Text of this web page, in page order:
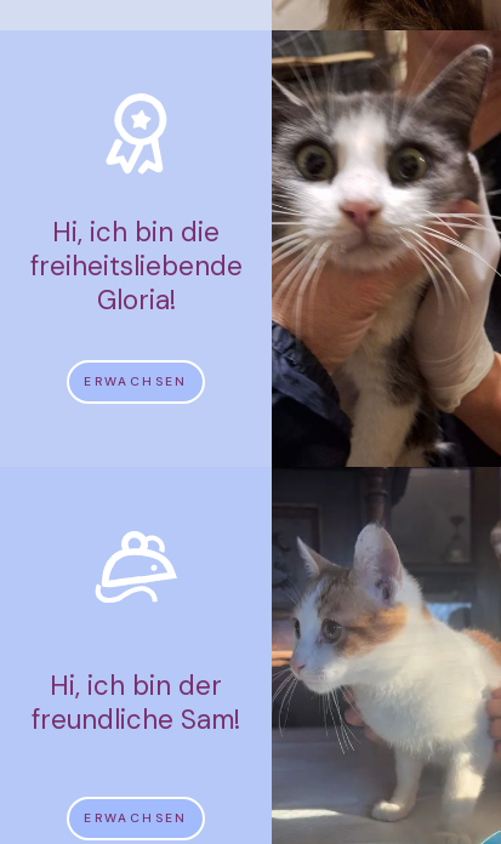
Hi, ich bin die
freiheitsliebende
Gloria!
ERWACHSEN
Hi, ich bin der
freundliche Sam!
ERWACHSEN